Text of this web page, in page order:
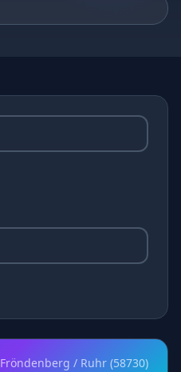
Fröndenberg / Ruhr (58730)